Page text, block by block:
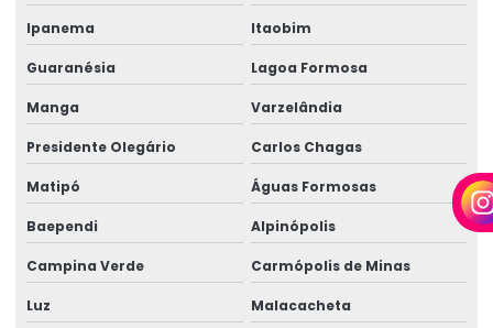
Perícia médica trabalhista
Perícia médica trabalhista para empresas
Perícia de periculosidade
Perícia técnica especializada
Perícia técnica insalubridade
Perícia técnica de insalubridade e periculosidade
Ipanema Itaobim
Guaranésia Lagoa Formosa
Manga Varzelândia
Presidente Olegário Carlos Chagas
Matipó Águas Formosas
Baependi Alpinópolis
Campina Verde Carmópolis de Minas
Luz Malacacheta